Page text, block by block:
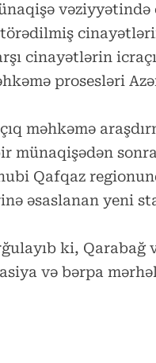
törədilmiş
cinayətlərin
prosesləri
məhkəmə
münaqişədən
Qafqaz
əsaslanan yeni
ki, Qarabağ
və bərpa